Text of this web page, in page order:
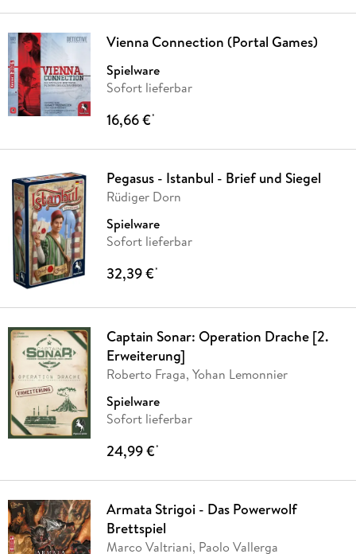
Vienna Connection (Portal Games)
Spielware
Sofort lieferbar
16,66 €*
Pegasus - Istanbul - Brief und Siegel
Rüdiger Dorn
Spielware
Sofort lieferbar
32,39 €*
Captain Sonar: Operation Drache [2.
Erweiterung]
Roberto Fraga, Yohan Lemonnier
Spielware
Sofort lieferbar
24,99 €*
Armata Strigoi - Das Powerwolf
Brettspiel
Marco Valtriani, Paolo Vallerga